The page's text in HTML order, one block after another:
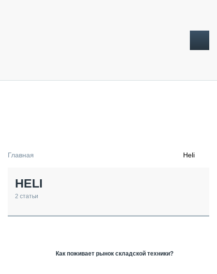
МЕРОПРИЯТИЯ
Главная Heli
HELI
2 статьи
Как поживает рынок складской техники?